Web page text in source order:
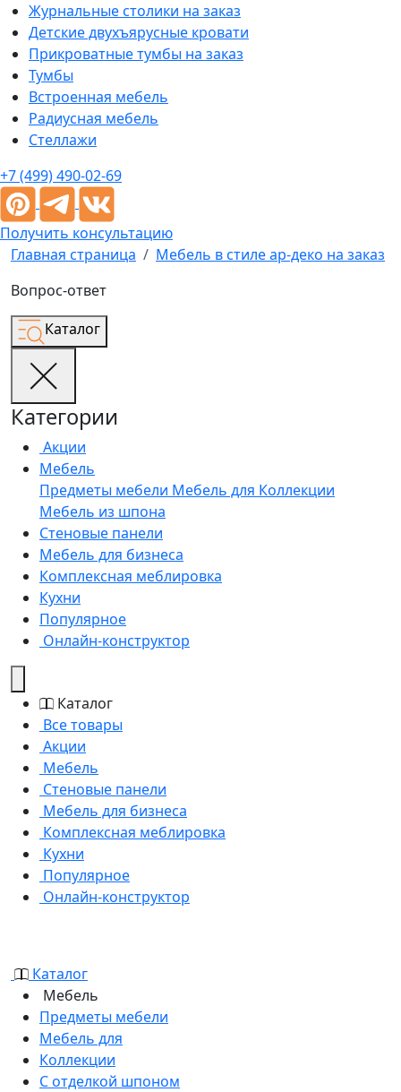
Журнальные столики на заказ
Детские двухъярусные кровати
Прикроватные тумбы на заказ
Тумбы
Встроенная мебель
Радиусная мебель
Стеллажи
+7 (499) 490-02-69
Получить консультацию
Главная страница
Мебель в стиле ар-деко на заказ
Вопрос-ответ
Каталог
Категории
Акции
Мебель
Предметы мебели Мебель для Коллекции
Мебель из шпона
Стеновые панели
Мебель для бизнеса
Комплексная меблировка
Кухни
Популярное
Онлайн-конструктор
Каталог
Все товары
Акции
Мебель
Стеновые панели
Мебель для бизнеса
Комплексная меблировка
Кухни
Популярное
Онлайн-конструктор
Каталог
Мебель
Предметы мебели
Мебель для
Коллекции
С отделкой шпоном